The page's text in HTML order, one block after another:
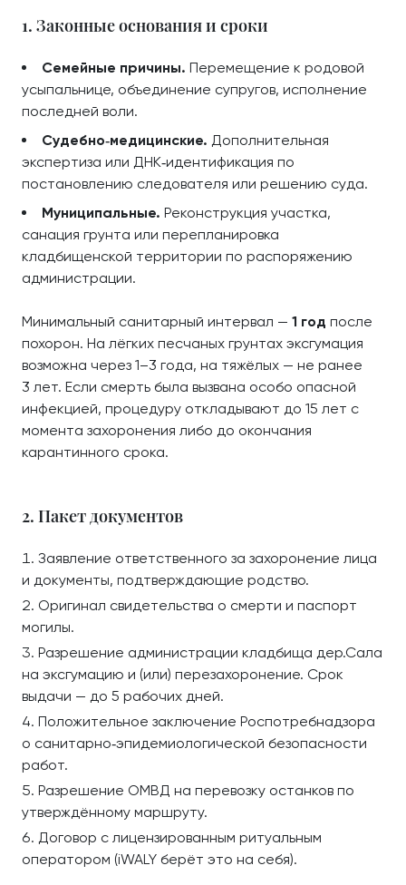
1. Законные основания и сроки
Семейные причины. Перемещение к родовой
усыпальнице, объединение супругов, исполнение
последней воли.
Судебно‑медицинские. Дополнительная
экспертиза или ДНК‑идентификация по
постановлению следователя или решению суда.
Муниципальные. Реконструкция участка,
санация грунта или перепланировка
кладбищенской территории по распоряжению
администрации.
Минимальный санитарный интервал — 1 год после
похорон. На лёгких песчаных грунтах эксгумация
возможна через 1–3 года, на тяжёлых — не ранее
3 лет. Если смерть была вызвана особо опасной
инфекцией, процедуру откладывают до 15 лет с
момента захоронения либо до окончания
карантинного срока.
2. Пакет документов
Заявление ответственного за захоронение лица
и документы, подтверждающие родство.
Оригинал свидетельства о смерти и паспорт
могилы.
Разрешение администрации кладбища дер.Сала
на эксгумацию и (или) перезахоронение. Срок
выдачи — до 5 рабочих дней.
Положительное заключение Роспотребнадзора
о санитарно‑эпидемиологической безопасности
работ.
Разрешение ОМВД на перевозку останков по
утверждённому маршруту.
Договор с лицензированным ритуальным
оператором (iWALY берёт это на себя).